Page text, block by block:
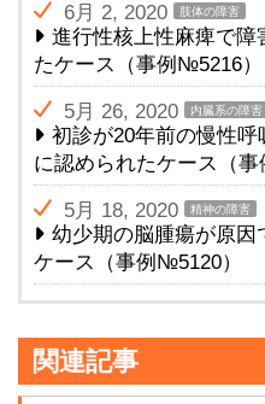
6月 2, 2020 肢体の障害
進行性核上性麻痺で障
たケース（事例№5216）
5月 26, 2020 内臓系の障害
初診が20年前の慢性
に認められたケース（事
5月 18, 2020 精神の障害
幼少期の脳腫瘍が原因
ケース（事例№5120）
関連記事